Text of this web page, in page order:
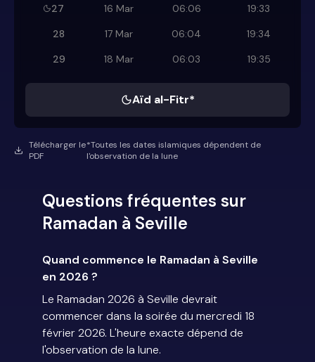
27
16 Mar 06:06
19:33
28
17 Mar 06:04
19:34
29
18 Mar 06:03 19:35
Aïd al-Fitr*
Télécharger le
PDF
*Toutes les dates islamiques dépendent de
l'observation de la lune
Questions fréquentes sur
Ramadan à Seville
Quand commence le Ramadan à Seville
en 2026 ?
Le Ramadan 2026 à Seville devrait
commencer dans la soirée du mercredi 18
février 2026. L'heure exacte dépend de
l'observation de la lune.